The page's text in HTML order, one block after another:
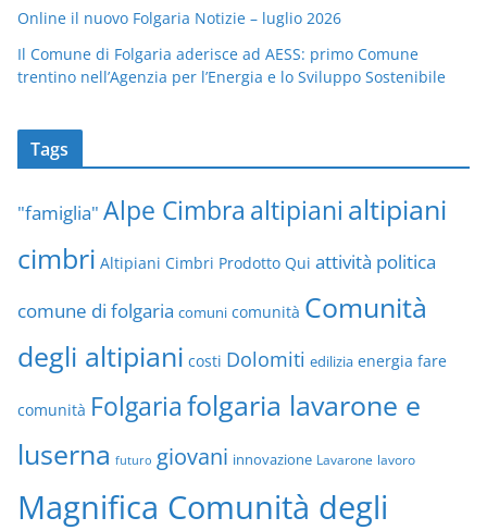
Online il nuovo Folgaria Notizie – luglio 2026
Il Comune di Folgaria aderisce ad AESS: primo Comune
trentino nell’Agenzia per l’Energia e lo Sviluppo Sostenibile
Tags
"famiglia" Alpe Cimbra altipiani altipiani
cimbri Altipiani Cimbri Prodotto Qui attività politica
comune di folgaria comuni comunità Comunità
degli altipiani costi Dolomiti edilizia energia fare
comunità Folgariafolgaria lavarone e
luserna futuro giovani innovazione Lavarone lavoro
Magnifica Comunità degli